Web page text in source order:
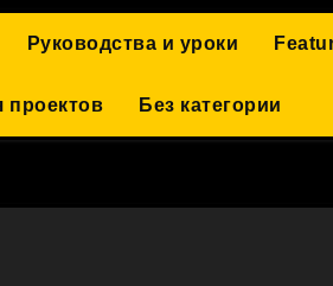
Руководства и уроки
проектов Без категории